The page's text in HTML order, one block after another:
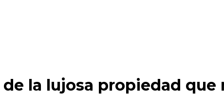
de la lujosa propiedad